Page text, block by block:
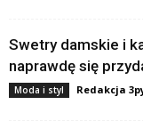
Swetry damskie i
naprawdę się
Moda i styl Redakcja